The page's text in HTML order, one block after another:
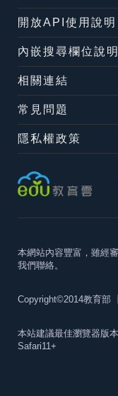
開放API使用說明
內嵌搜尋欄位說明
相關連結
常見問題
隱私權政策
本網站內容豐富，雖經
我們聯絡。
Copyright©2014教育部
本站建議最佳瀏覽器版
Safari11+